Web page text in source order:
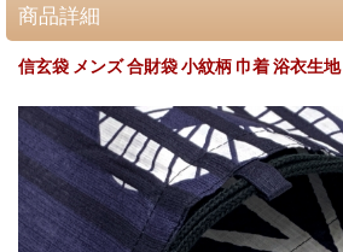
商品詳細
信玄袋 メンズ 合財袋 小紋柄 巾着 浴衣生地